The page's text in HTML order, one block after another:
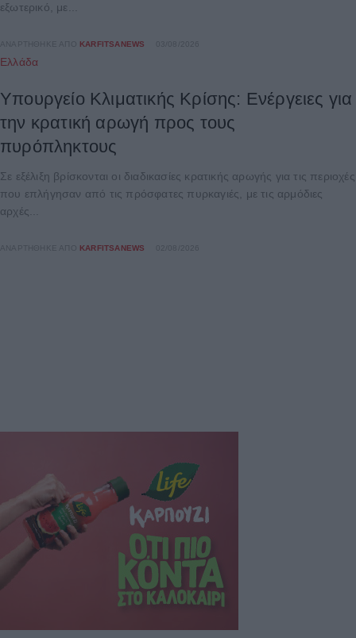
εξωτερικό, με...
ΑΝΑΡΤΉΘΗΚΕ ΑΠΌ KARFITSANEWS
Ελλάδα
Υπουργείο Κλιματικής Κρίσης: Ενέργειες για
την κρατική αρωγή προς τους
πυρόπληκτους
Σε εξέλιξη βρίσκονται οι διαδικασίες κρατικής αρωγής για τις περιοχές
που επλήγησαν από τις πρόσφατες πυρκαγιές, με τις αρμόδιες
αρχές...
ΑΝΑΡΤΉΘΗΚΕ ΑΠΌ KARFITSANEWS